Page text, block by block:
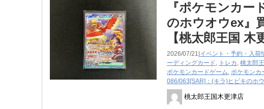
『ポケモンカ
のホウオウex』
【桃太郎王国
2026/07/21| イベント・予約・入荷
ーディングカード, トレカ , 桃太郎
ポケモンカードゲーム, ポケモンカ
086/063[SAR]：(キラ)ヒビキのホ
桃太郎王国木更津店